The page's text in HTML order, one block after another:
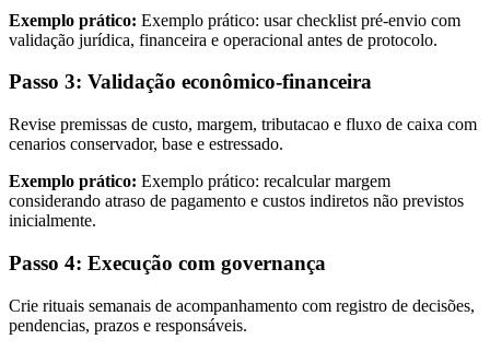
Exemplo prático: Exemplo prático: usar checklist pré-envio com
validação jurídica, financeira e operacional antes de protocolo.
Passo 3: Validação econômico-financeira
Revise premissas de custo, margem, tributacao e fluxo de caixa com
cenarios conservador, base e estressado.
Exemplo prático: Exemplo prático: recalcular margem
considerando atraso de pagamento e custos indiretos não previstos
inicialmente.
Passo 4: Execução com governança
Crie rituais semanais de acompanhamento com registro de decisões,
pendencias, prazos e responsáveis.